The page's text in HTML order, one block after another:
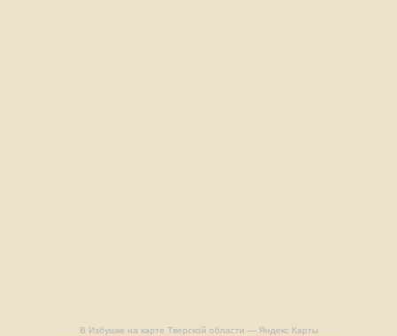
В Избушке на карте Тверской области — Яндекс Карты